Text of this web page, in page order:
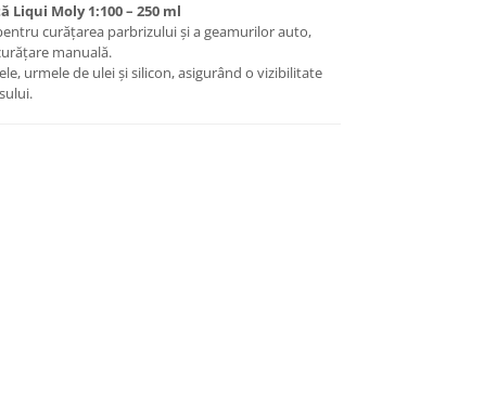
Moly 1:100 – 250 ml
curățarea parbrizului și a geamurilor auto,
manuală.
urmele de ulei și silicon, asigurând o vizibilitate